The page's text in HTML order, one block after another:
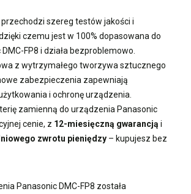
szereg testów jakości i
czemu jest w 100% dopasowana do
FP8 i działa bezproblemowo.
z wytrzymałego tworzywa sztucznego
zabezpieczenia zapewniają
i ochronę urządzenia.
zamienną do urządzenia Panasonic
cenie, z 12-miesięczną gwarancją i
zwrotu pieniędzy – kupujesz bez
Panasonic DMC-FP8 została